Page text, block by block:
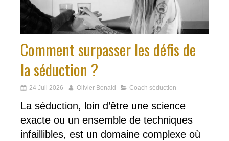
Comment surpasser les défis de
la séduction ?
24 Juil 2026 Olivier Bonald Coach séduction
La séduction, loin d’être une science
exacte ou un ensemble de techniques
infaillibles, est un domaine complexe où